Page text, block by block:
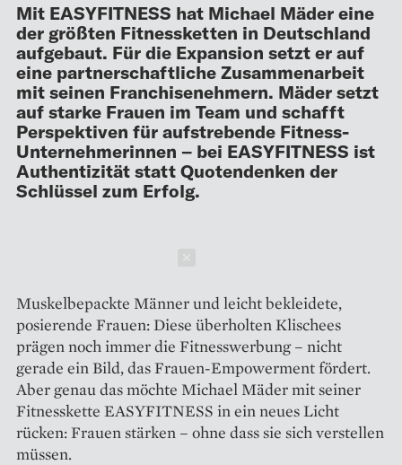
Mit EASYFITNESS hat Michael Mäder eine
der größten Fitnessketten in Deutschland
aufgebaut. Für die Expansion setzt er auf
eine partnerschaftliche Zusammenarbeit
mit seinen Franchisenehmern. Mäder setzt
auf starke Frauen im Team und schafft
Perspektiven für aufstrebende Fitness-
Unternehmerinnen – bei EASYFITNESS ist
Authentizität statt Quotendenken der
Schlüssel zum Erfolg.
Muskelbepackte Männer und leicht bekleidete,
posierende Frauen: Diese überholten Klischees
prägen noch immer die Fitnesswerbung – nicht
gerade ein Bild, das Frauen-Empower­ment fördert.
Aber genau das möchte Michael Mäder mit seiner
Fitness­kette EASYFITNESS in ein neues Licht
rücken: Frauen stärken – ohne dass sie sich verstellen
müssen.